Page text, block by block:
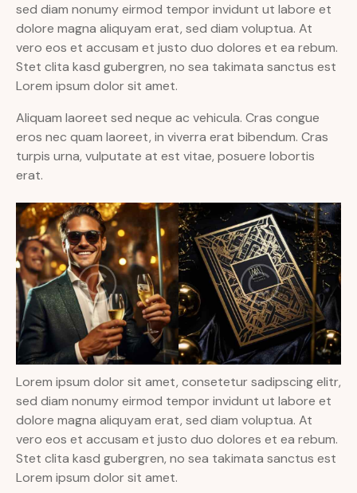
sed diam nonumy eirmod tempor invidunt ut labore et
dolore magna aliquyam erat, sed diam voluptua. At
vero eos et accusam et justo duo dolores et ea rebum.
Stet clita kasd gubergren, no sea takimata sanctus est
Lorem ipsum dolor sit amet.
Aliquam laoreet sed neque ac vehicula. Cras congue
eros nec quam laoreet, in viverra erat bibendum. Cras
turpis urna, vulputate at est vitae, posuere lobortis
erat.
Lorem ipsum dolor sit amet, consetetur sadipscing elitr,
sed diam nonumy eirmod tempor invidunt ut labore et
dolore magna aliquyam erat, sed diam voluptua. At
vero eos et accusam et justo duo dolores et ea rebum.
Stet clita kasd gubergren, no sea takimata sanctus est
Lorem ipsum dolor sit amet.